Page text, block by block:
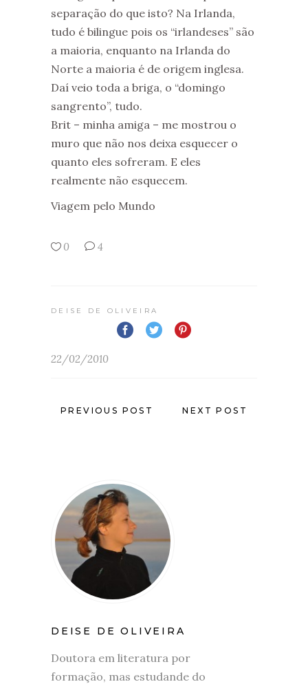
separação do que isto? Na Irlanda,
tudo é bilingue pois os “irlandeses” são
a maioria, enquanto na Irlanda do
Norte a maioria é de origem inglesa.
Daí veio toda a briga, o “domingo
sangrento”, tudo.
Brit – minha amiga – me mostrou o
muro que não nos deixa esquecer o
quanto eles sofreram. E eles
realmente não esquecem.
Viagem pelo Mundo
0 4
DEISE DE OLIVEIRA
22/02/2010
PREVIOUS POST NEXT POST
DEISE DE OLIVEIRA
Doutora em literatura por
formação, mas estudande do